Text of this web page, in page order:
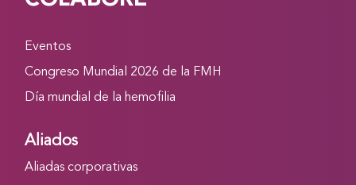
Eventos
Congreso Mundial 2026 de la FMH
Día mundial de la hemofilia
Aliados
Aliadas corporativas